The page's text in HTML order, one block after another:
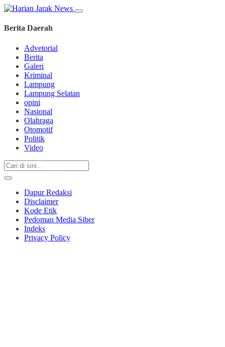
Berita Daerah
Advetorial
Berita
Galeri
Kriminal
Lampung
Lampung Selatan
opini
Nasional
Olahraga
Otomotif
Politik
Video
Dapur Redaksi
Disclaimer
Kode Etik
Pedoman Media Siber
Indeks
Privacy Policy